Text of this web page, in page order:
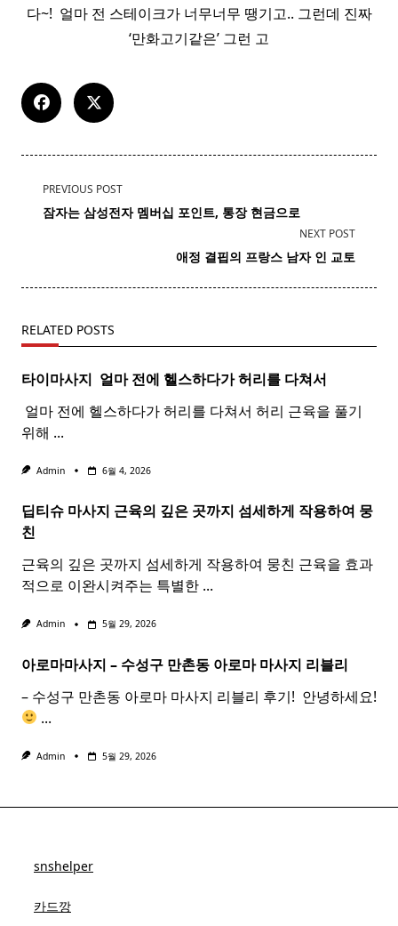
다~! ​ 얼마 전 스테이크가 너무너무 땡기고.. 그런데 진짜
‘만화고기같은’ 그런 고
<span
class="nav-
text">Page</span>
PREVIOUS POST
잠자는 삼성전자 멤버십 포인트, 통장 현금으로
NEXT POST
애정 결핍의 프랑스 남자 인 교토
RELATED POSTS
타이마사지 ​ 얼마 전에 헬스하다가 허리를 다쳐서
​ 얼마 전에 헬스하다가 허리를 다쳐서 허리 근육을 풀기
위해 ...
Admin 6월 4, 2026
딥티슈 마사지 근육의 깊은 곳까지 섬세하게 작용하여 뭉
친
근육의 깊은 곳까지 섬세하게 작용하여 뭉친 근육을 효과
적으로 이완시켜주는 특별한 ...
Admin 5월 29, 2026
아로마마사지 – 수성구 만촌동 아로마 마사지 리블리
– 수성구 만촌동 아로마 마사지 리블리 후기! ​ 안녕하세요!
...
Admin 5월 29, 2026
snshelper
카드깡